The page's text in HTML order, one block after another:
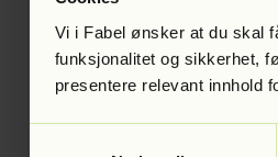
Vi i Fabel ønsker at du skal
funksjonalitet og sikkerhet,
presentere relevant innhold
Application